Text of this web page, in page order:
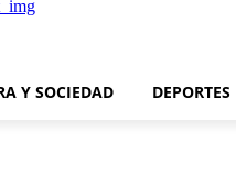
Y SOCIEDAD DEPORTES